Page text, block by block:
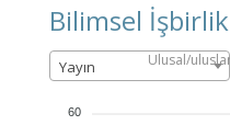
Bilimsel
Yayın Ulusal/
60